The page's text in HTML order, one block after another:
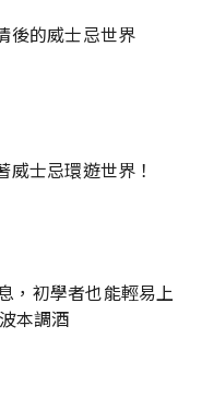
後的威士忌世界
威士忌環遊世界！
，初學者也能輕易上
本調酒